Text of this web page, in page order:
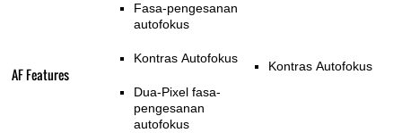
AF Features
Fasa-pengesanan
autofokus
Kontras Autofokus
Dua-Pixel fasa-
pengesanan
autofokus
Kontras Autofokus